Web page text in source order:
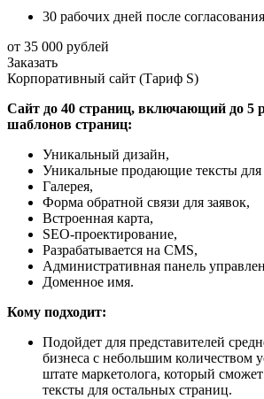
30 рабочих дней после
от 35 000 рублей
Заказать
Корпоративный сайт (Тариф S)
Сайт до 40 страниц, включающий до 5
шаблонов страниц:
Уникальный дизайн,
Уникальные продающие тексты для
Галерея,
Форма обратной связи для заявок,
Встроенная карта,
SEO-проектирование,
Разрабатывается на CMS,
Административная панель
Доменное имя.
Кому подходит:
Подойдет для представителей
бизнеса с небольшим количеством
штате маркетолога, который
тексты для остальных страниц.